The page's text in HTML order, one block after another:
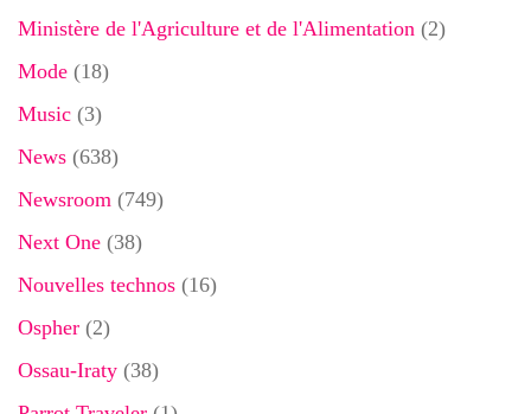
Ministère de l'Agriculture et de l'Alimentation (2)
Mode (18)
Music (3)
News (638)
Newsroom (749)
Next One (38)
Nouvelles technos (16)
Ospher (2)
Ossau-Iraty (38)